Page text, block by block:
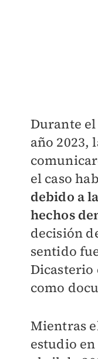
Durante
año 2023,
el caso
debido a
hechos
decisión
sentido
Dicasterio
como
Mientras
estudio